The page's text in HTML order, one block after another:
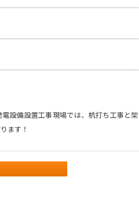
設備設置工事現場では、杭打ち工事と
ます！